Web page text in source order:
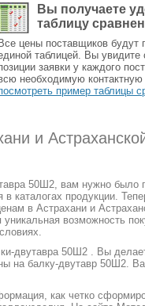
Вы получаете
таблицу
Все цены поставщиков будут
таблицей. Вы увидите
заявки у каждого
необходимую
пример таблицы
и
50Ш2, вам нужно было
каталогах продукции.
в Астрахани и
возможность
двутавра 50Ш2 . Вы
на балку-двутавр 50Ш2.
как четко